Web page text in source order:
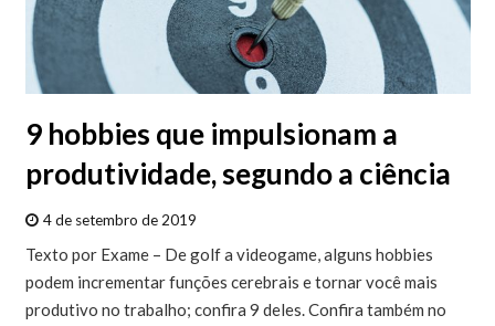
9 hobbies que impulsionam a
produtividade, segundo a ciência
4 de setembro de 2019
Texto por Exame – De golf a videogame, alguns hobbies
podem incrementar funções cerebrais e tornar você mais
produtivo no trabalho; confira 9 deles. Confira também no